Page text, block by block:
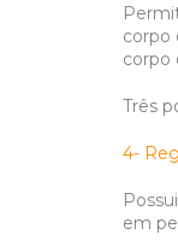
corpo
corpo
Três
4-
em